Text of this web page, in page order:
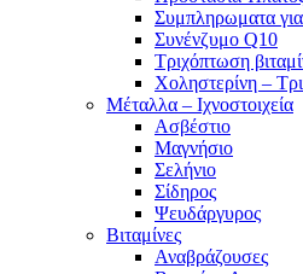
Συμπληρωματα
Συνένζυμο Q10
Τριχόπτωση
Χοληστερίνη –
Μέταλλα – Ιχνοστοιχεία
Ασβέστιο
Μαγνήσιο
Σελήνιο
Σίδηρος
Ψευδάργυρος
Βιταμίνες
Αναβράζουσες